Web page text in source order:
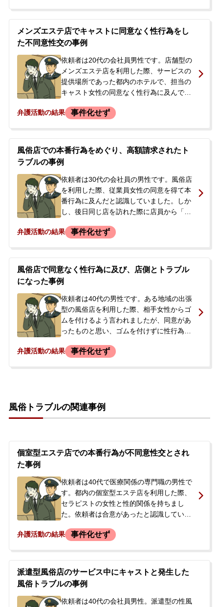
もとっていました。警察からの連絡や被害
届の提出はない状況でしたが、女性から警
察への申告を示唆され、女性とその交際相
手らとの話し合いが設定されたため、刑事
事件化を避けたいとの思いから当事務所に
相談されました。
メンズエステ店でキャストに同意なく性行為をし
た不同意性交の事例
依頼者は20代の会社員男性です。店舗型の
メンズエステ店を利用した際、サービスの
提供場所であった都内のホテルで、担当の
キャスト女性の同意なく性行為に及んでし
性から店のスタッフを呼ばれ、スタッフと
払いました。しかし、示談書などの書面は
取り交わしておらず、口頭でのやりとりを
録音したのみでした。依頼者は、この口頭
での示談が法的に有効なのかと不安を感
じ、当事務所に相談に来られました。
弁護活動の結果 事件化せず
風俗店での本番行為をめぐり、高額請求されたト
ラブルの事例
依頼者は30代の会社員の男性です。風俗店
を利用した際、従業員女性の同意を得て本
番行為に及んだと認識していました。しか
し、後日同じ店を訪れた際に店員から「前
告げられ、店のルール違反として罰金100
署名しました。その後、警察は介入してい
ませんでしたが、店側から会社に連絡する
ことを示唆されるなど、脅迫的な要望が続
きました。依頼者は別の弁護士に相談した
ものの「100万円を払うしかない」と言わ
れ、対応に窮し、家族を通じて当事務所に
相談されました。
弁護活動の結果 事件化せず
風俗店で同意なく性行為に及び、店側とトラブル
になった事例
依頼者は40代の男性です。ある地域の出張
型の風俗店を利用した際、相手女性からゴ
ムを付けるよう言われましたが、同意があ
ったものと思い、ゴムを付けずに性行為に
れ、「どうしてくれるんだ」などと罵声を
の念書を書かされました。依頼者は、早急
な解決を望んで当事務所に相談されまし
弁護活動の結果 事件化せず
風俗トラブルの関連事例
個室型エステ店での本番行為が不同意性交とされ
た事例
依頼者は40代で医療関係の専門職の男性で
す。都内の個室型エステ店を利用した際、
セラピストの女性と性的関係を持ちまし
た。依頼者は合意があったと認識していま
士から連絡があり、不同意性交にあたると
争うつもりはなく、金銭での解決を望んで
おり、相手方弁護士との交渉を依頼するた
め、当事務所へ相談に来られました。
弁護活動の結果 事件化せず
派遣型風俗店のサービス中にキャストと発生した
風俗トラブルの事例
依頼者は40代の会社員男性。派遣型の性風